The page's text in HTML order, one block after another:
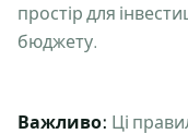
простір для
бюджету.
Важливо: Ці